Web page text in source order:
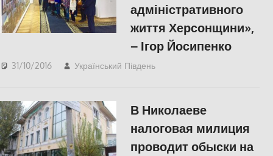
адміністративного
життя Херсонщини»,
– Ігор Йосипенко
31/10/2016 Український Південь
В Николаеве
налоговая милиция
проводит обыски на